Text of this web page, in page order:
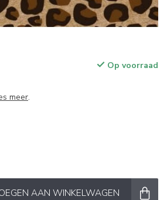
Op voorraad
meer.
AAN WINKELWAGEN